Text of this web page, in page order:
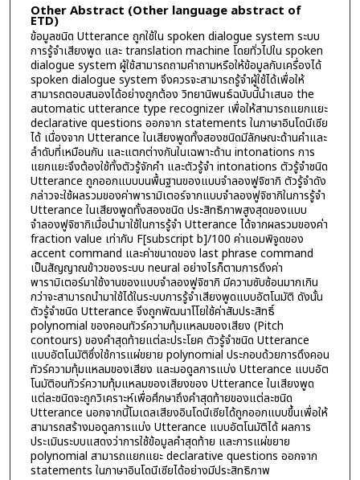
Other Abstract (Other language abstract of
ETD)
ข้อมูลชนิด Utterance ถูกใช้ใน spoken dialogue system ระบบ
การรู้จำเสียงพูด และ translation machine โดยทั่วไปใน spoken
dialogue system ผู้ใช้สามารถถามคำถามหรือให้ข้อมูลกับเครื่องได้
spoken dialogue system จึงควรจะสามารถรู้จำผู้ใช้ได้เพื่อให้
สามารถตอบสนองได้อย่างถูกต้อง วิทยานิพนธ์ฉบับนี้นำเสนอ the
automatic utterance type recognizer เพื่อให้สามารถแยกแยะ
declarative questions ออกจาก statements ในภาษาอินโดนีเซีย
ได้ เนื่องจาก Utterance ในเสียงพูดทั้งสองชนิดมีลักษณะด้านคำและ
ลำดับที่เหมือนกัน และแตกต่างกันในเฉพาะด้าน intonations การ
แยกแยะจึงต้องใช้ทั้งตัวรู้จักคำ และตัวรู้จำ intonations ตัวรู้จำชนิด
Utterance ถูกออกแบบบนพื้นฐานของแบบจำลองฟูจิซากิ ตัวรู้จำดัง
กล่าวจะใช้ผลรวมของค่าพารามิเตอร์จากแบบจำลองฟูจิซากิในการรู้จำ
Utterance ในเสียงพูดทั้งสองชนิด ประสิทธิภาพสูงสุดของแบบ
จำลองฟูจิซากิเมื่อนำมาใช้ในการรู้จำ Utterance ได้จากผลรวมของค่า
fraction value เท่ากับ F[subscript b]/100 ค่าแอมพิจูดของ
accent command และค่าขนาดของ last phrase command
เป็นสัญญาณข้าวของระบบ neural อย่างไรก็ตามการดึงค่า
พารามิเตอร์มาใช้งานของแบบจำลองฟูจิซากิ มีความซับซ้อนมากเกิน
กว่าจะสามารถนำมาใช้ได้ในระบบการรู้จำเสียงพูดแบบอัตโนมัติ ดังนั้น
ตัวรู้จำชนิด Utterance จึงถูกพัฒนาโโยใช้ค่าสัมประสิทธิ์
polynomial ของคอนทัวร์ความทุ้มแหลมของเสียง (Pitch
contours) ของคำสุดท้ายแต่ละประโยค ตัวรู้จำชนิด Utterance
แบบอัตโนมัติซึ่งใช้การแผ่ขยาย polynomial ประกอบด้วยการดึงคอน
ทัวร์ความทุ้มแหลมของเสียง และมอดูลการแบ่ง Utterance แบบอัต
โนมัติอนทัวร์ความทุ้มแหลมของเสียงของ Utterance ในเสียงพูด
แต่ละชนิดจะถูกวิเคราะห์เพื่อศึกษาถึงคำสุดท้ายของแต่ละชนิด
Utterance นอกจากนี้โมเดลเสียงอินโดนีเซียได้ถูกออกแบบขึ้นเพื่อให้
สามารถสร้างมอดูลการแบ่ง Utterance แบบอัตโนมัติได้ ผลการ
ประเมินระบบแสดงว่าการใช้ข้อมูลคำสุดท้าย และการแผ่ขยาย
polynomial สามารถแยกแยะ declarative questions ออกจาก
statements ในภาษาอินโดนีเซียได้อย่างมีประสิทธิภาพ